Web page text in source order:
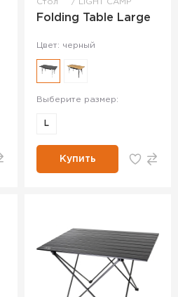
Стол LIGHT CAMP
Folding Table Large
Цвет: черный
Выберите размер:
L
Купить